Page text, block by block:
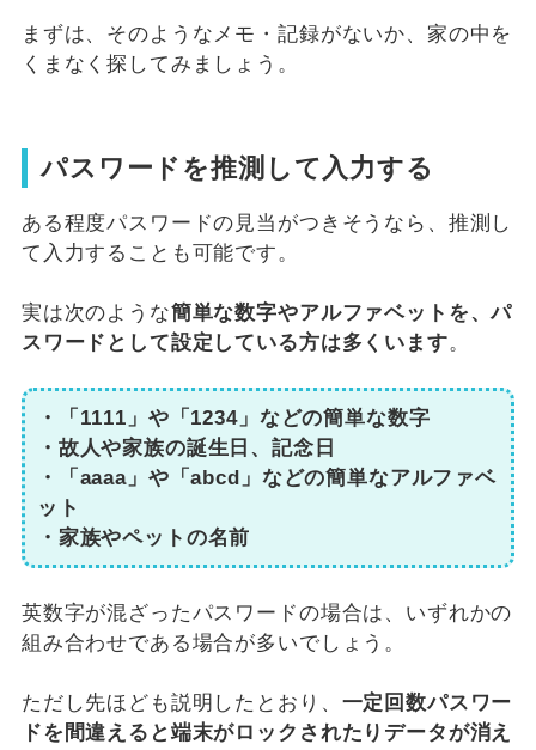
まずは、そのようなメモ・記録がないか、家の中を
くまなく探してみましょう。
パスワードを推測して入力する
ある程度パスワードの見当がつきそうなら、推測し
て入力することも可能です。
実は次のような簡単な数字やアルファベットを、パ
スワードとして設定している方は多くいます。
・「1111」や「1234」などの簡単な数字
・故人や家族の誕生日、記念日
・「aaaa」や「abcd」などの簡単なアルファベ
ット
・家族やペットの名前
英数字が混ざったパスワードの場合は、いずれかの
組み合わせである場合が多いでしょう。
ただし先ほども説明したとおり、 一定回数パスワー
ドを間違えると端末がロックされたりデータが消え